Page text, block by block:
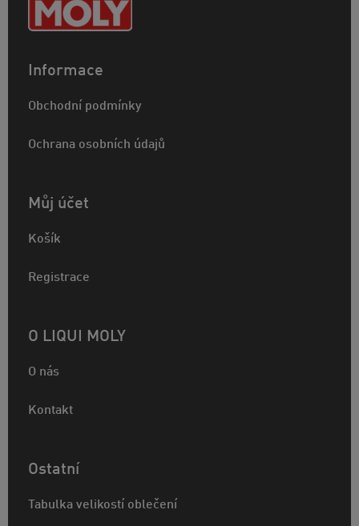
Informace
Obchodní podmínky
Ochrana osobních údajů
Můj účet
Košík
Registrace
O LIQUI MOLY
O nás
Kontakt
Ostatní
Tabulka velikostí oblečení